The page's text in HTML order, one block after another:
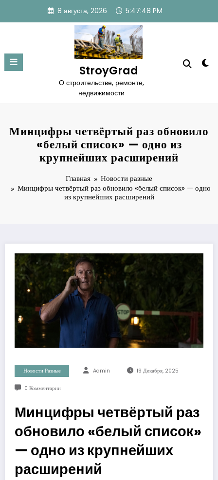
содержимому
8 августа, 2026 5:47:49 PM
StroyGrad
О строительстве, ремонте,
недвижимости
Минцифры четвёртый раз обновило
«белый список» — одно из
крупнейших расширений
Главная
Новости разные
Минцифры четвёртый раз обновило «белый список» — одно
из крупнейших расширений
Новости Разные Admin 19 Декабря, 2025
0 Комментарии
Минцифры четвёртый раз
обновило «белый список»
— одно из крупнейших
расширений